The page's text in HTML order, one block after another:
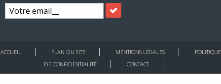
ACCUEIL PLAN DU SITE MENTIONS LÉGALES
POLITIQUE
DE CONFIDENTIALITÉ
CONTACT